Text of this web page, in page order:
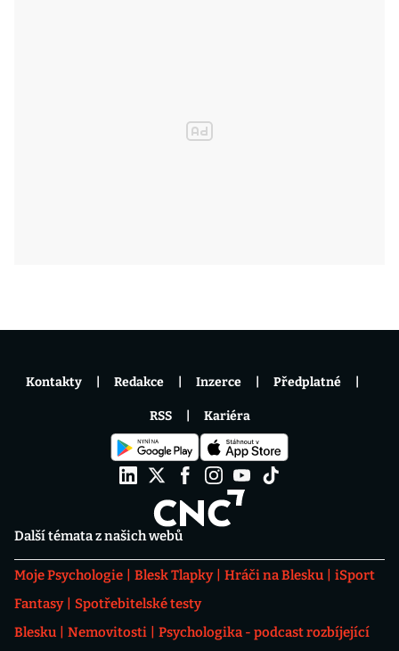
Další témata z našich webů
Moje Psychologie Blesk Tlapky Hráči na Blesku
iSport
Fantasy
Spotřebitelské testy
Blesku
Nemovitosti
Psychologika - podcast rozbíjející
Kontakty Redakce Inzerce Předplatné
RSS Kariéra